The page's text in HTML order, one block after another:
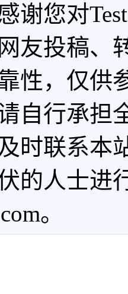
谢您对
友投稿、
性，仅供
自行承担
时联系本
的人士进
。